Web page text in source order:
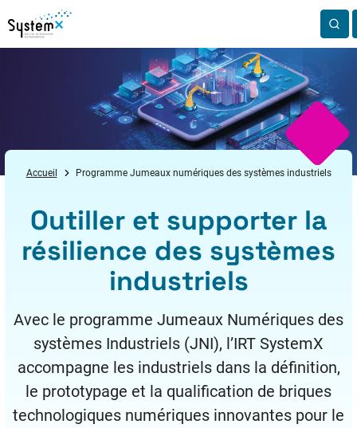
Aller au menu
Aller au contenu
Aller au pied de page
Accueil Programme Jumeaux numériques des systèmes industriels
Outiller et supporter la
résilience des systèmes
industriels
Avec le programme Jumeaux Numériques des
systèmes Industriels (JNI), l’IRT SystemX
accompagne les industriels dans la définition,
le prototypage et la qualification de briques
technologiques numériques innovantes pour le